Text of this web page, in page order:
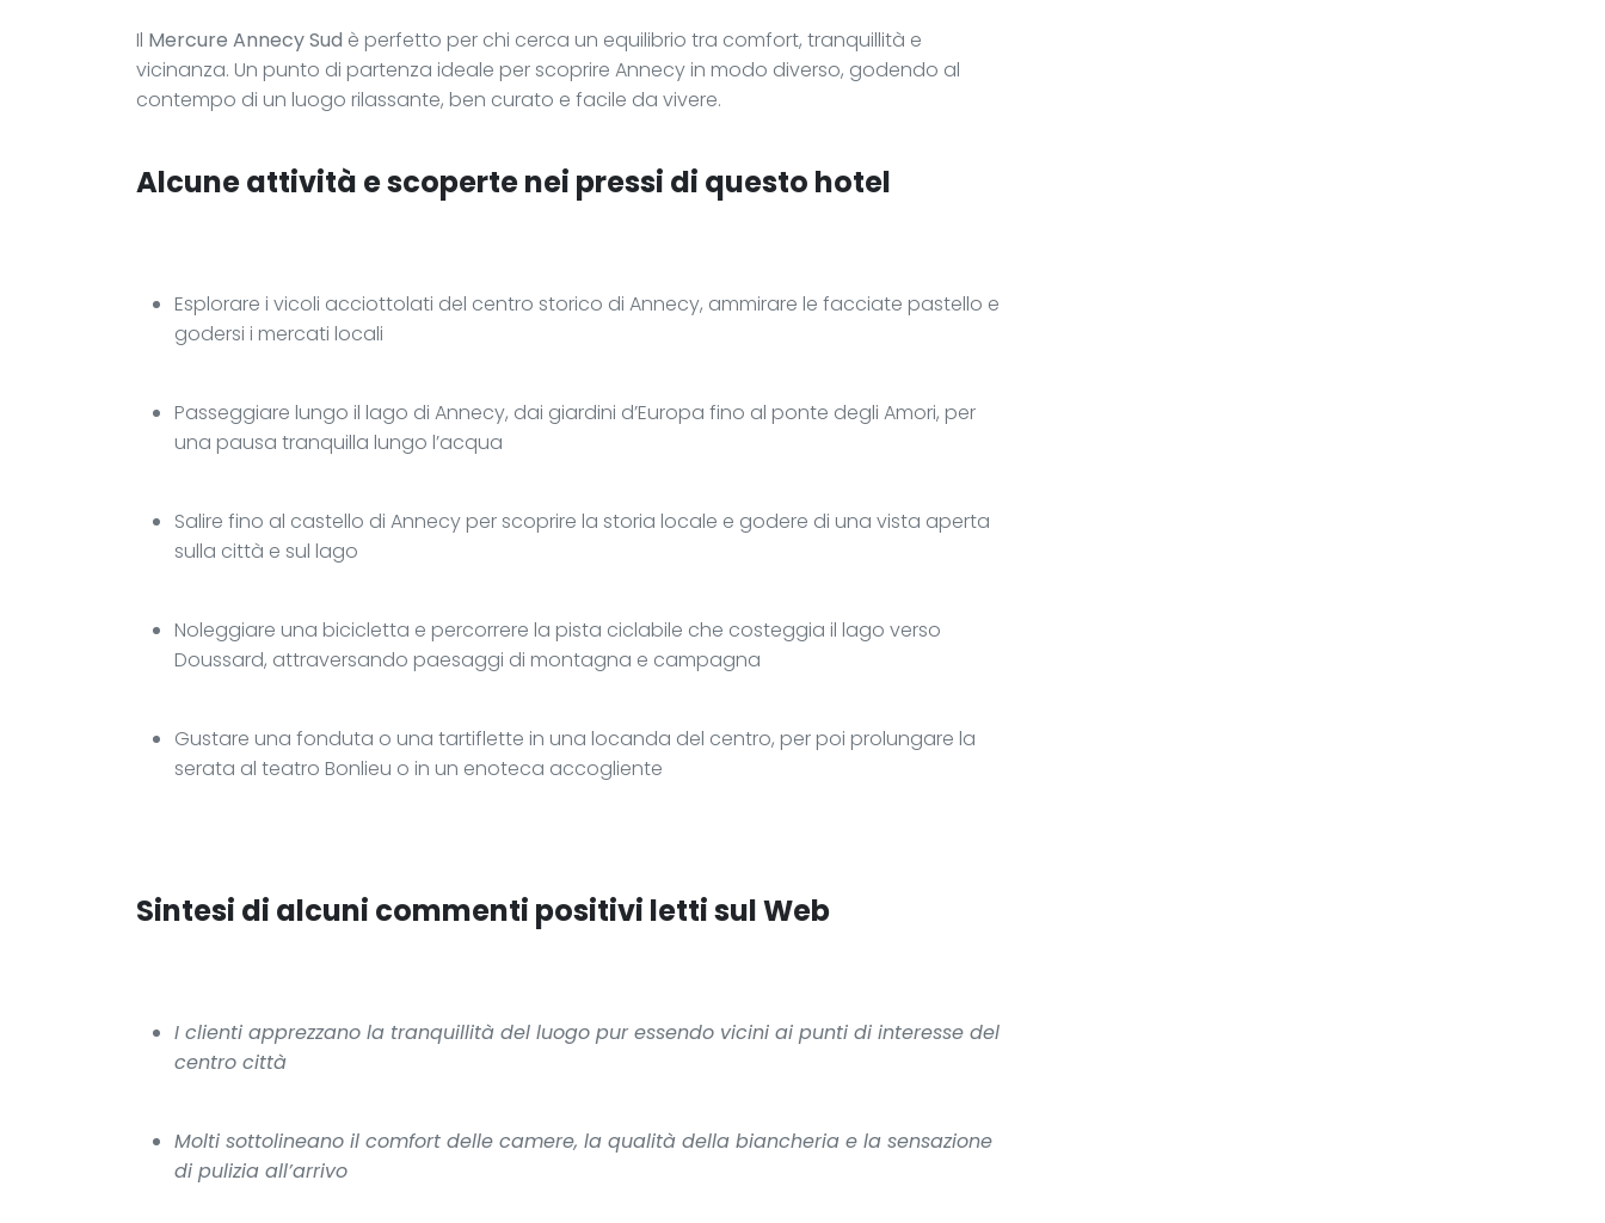
Il Mercure Annecy Sud è perfetto per chi cerca un equilibrio tra comfort, tranquillità e
vicinanza. Un punto di partenza ideale per scoprire Annecy in modo diverso, godendo al
contempo di un luogo rilassante, ben curato e facile da vivere.
Alcune attività e scoperte nei pressi di questo hotel
Esplorare i vicoli acciottolati del centro storico di Annecy, ammirare le facciate pastello e
godersi i mercati locali
Passeggiare lungo il lago di Annecy, dai giardini d’Europa fino al ponte degli Amori, per
una pausa tranquilla lungo l’acqua
Salire fino al castello di Annecy per scoprire la storia locale e godere di una vista aperta
sulla città e sul lago
Noleggiare una bicicletta e percorrere la pista ciclabile che costeggia il lago verso
Doussard, attraversando paesaggi di montagna e campagna
Gustare una fonduta o una tartiflette in una locanda del centro, per poi prolungare la
serata al teatro Bonlieu o in un enoteca accogliente
Sintesi di alcuni commenti positivi letti sul Web
I clienti apprezzano la tranquillità del luogo pur essendo vicini ai punti di interesse del
centro città
Molti sottolineano il comfort delle camere, la qualità della biancheria e la sensazione
di pulizia all’arrivo